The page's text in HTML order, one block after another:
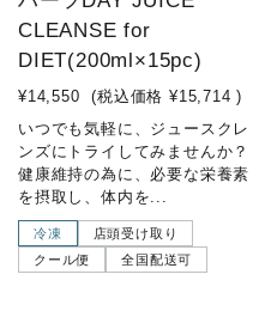
CLEANSE for
DIET(200ml×15pc)
¥14,550 (税込価格 ¥15,714 )
いつでも気軽に、ジュースクレ
ンズにトライしてみませんか？
健康維持の為に、必要な栄養素
を摂取し、体内を...
冷凍
店頭受け取り
クール便
全国配送可